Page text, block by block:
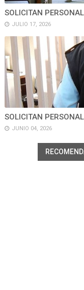
SOLICITAN
JULIO 17, 2026
SOLICITAN
JUNIO 04, 2026